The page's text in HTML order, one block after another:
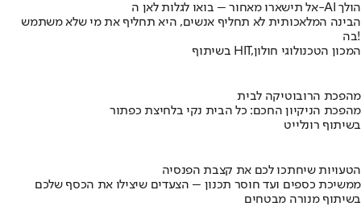
אל תישארו מאחור – בואו לגלות לאן ה-AI הולך
הבינה המלאכותית לא תחליף אנשים, היא תחליף את מי שלא משתמש
בה!
בשיתוף HIT,המכון הטכנולוגי חולון
מהפכת הרובוטיקה לבית
מהפכת הניקיון החכם: כל הבית נקי בלחיצת כפתור
בשיתוף רונלייט
הטעויות שיחתכו לכם את קצבת הפנסיה
ממשיכת כספים ועד חוסר תכנון – הצעדים שיצילו את הכסף שלכם
בשיתוף מנורה מבטחים